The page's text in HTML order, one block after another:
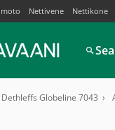
Nettivene Nettikone
Dethleffs Globeline 7043